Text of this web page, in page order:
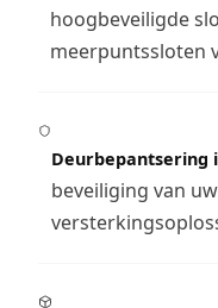
hoogbeveiligde
meerpuntssloten
Deurbepantsering
beveiliging van